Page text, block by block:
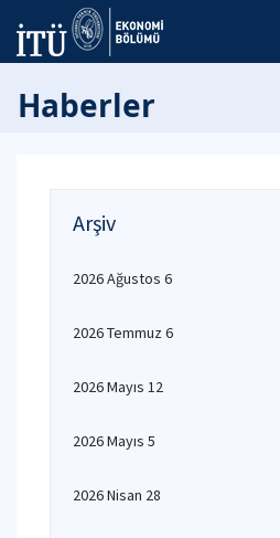
Haberler
Arşiv
2026 Ağustos 6
2026 Temmuz 6
2026 Mayıs 12
2026 Mayıs 5
2026 Nisan 28